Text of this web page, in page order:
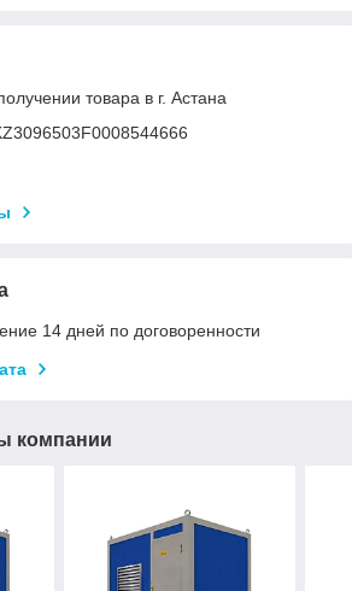
товара в г. Астана
14 дней по договоренности
компании